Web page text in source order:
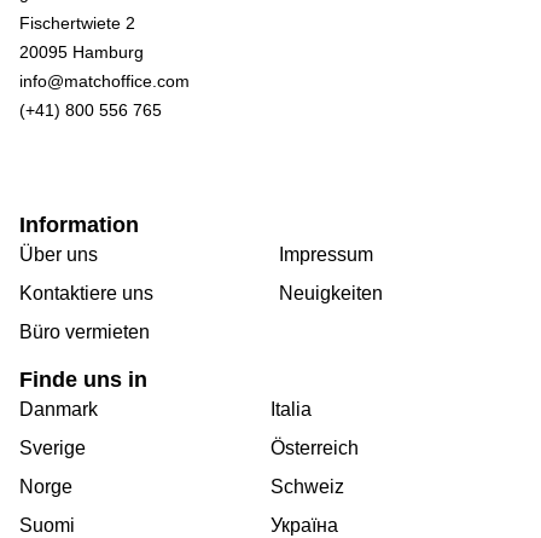
Fischertwiete 2
20095 Hamburg
info@matchoffice.com
(+41) 800 556 765
Information
Über uns
Kontaktiere uns
Büro vermieten
Impressum
Neuigkeiten
Finde uns in
Danmark
Sverige
Norge
Suomi
Italia
Österreich
Schweiz
Україна